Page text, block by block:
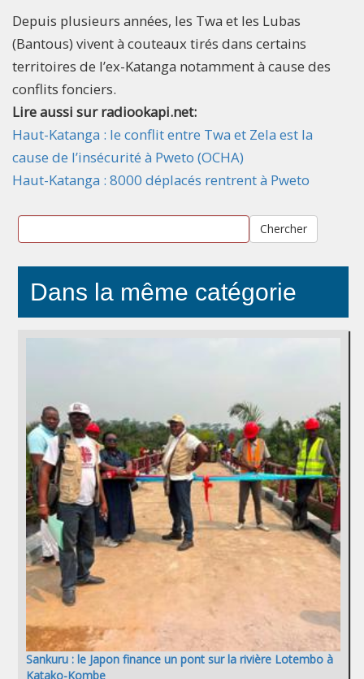
Depuis plusieurs années, les Twa et les Lubas
(Bantous) vivent à couteaux tirés dans certains
territoires de l’ex-Katanga notamment à cause des
conflits fonciers.
Lire aussi sur radiookapi.net:
Haut-Katanga : le conflit entre Twa et Zela est la
cause de l’insécurité à Pweto (OCHA)
Haut-Katanga : 8000 déplacés rentrent à Pweto
Chercher
Dans la même catégorie
Sankuru : le Japon finance un pont sur la rivière Lotembo à
Katako-Kombe